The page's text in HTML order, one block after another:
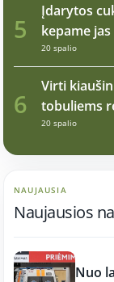
5
Įdarytos
kepame
20 spalio
6
Virti
tobuliems
20 spalio
NAUJAUSIA
Naujausios
Nuo